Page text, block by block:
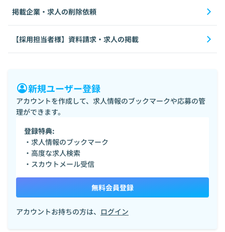
掲載企業・求人の削除依頼
【採用担当者様】資料請求・求人の掲載
新規ユーザー登録
アカウントを作成して、求人情報のブックマークや応募の管
理ができます。
登録特典:
・求人情報のブックマーク
・高度な求人検索
・スカウトメール受信
無料会員登録
アカウントお持ちの方は、 ログイン